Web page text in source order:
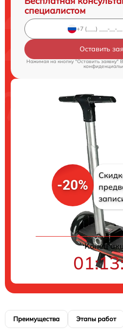
специалистом
Оставить
Нажимая на кнопку "Оставить заявку"
-20%
Конец
Преимущества Этапы работ